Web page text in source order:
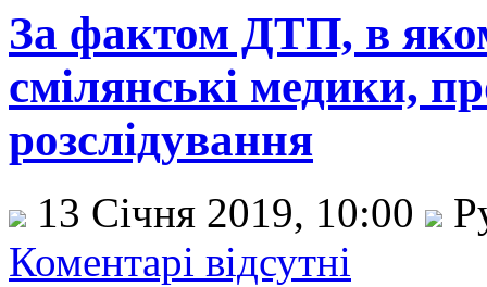
За фактом ДТП, в
смілянські медики,
розслідування
13 Січня 2019, 10:00
Коментарі відсутні